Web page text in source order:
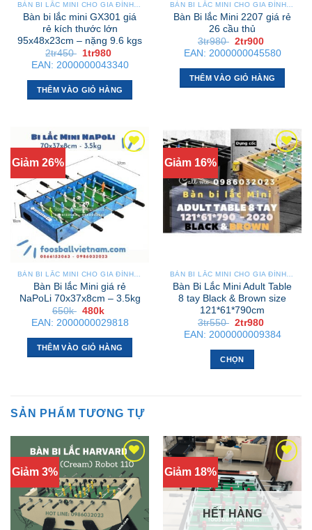
BÀN BI LẮC MINI CHO GIA ĐÌNH – NHỎ GỌN, GẬP GỌN, DỄ DI CHUYỂN
Bàn bi lắc mini GX301 giá
rẻ kích thước lớn
95x48x23cm – nặng 9.6 kgs
2tr450
Giá
gốc
là:
2tr450 .
1tr980
hiện
tại
là:
1tr980 .
EAN: 2000000043340
THÊM VÀO GIỎ HÀNG
BÀN BI LẮC MINI CHO GIA ĐÌNH – NHỎ GỌN, GẬP GỌN, DỄ DI CHUYỂN
Bàn Bi lắc Mini 2207 giá rẻ
26 cầu thủ
3tr980 Giá
gốc
là:
3tr980 .
2tr900
hiện
tại
là:
2tr900 .
EAN: 2000000045580
THÊM VÀO GIỎ HÀNG
Giảm 26%
Bàn Bi lắc Mini giá rẻ
NaPoLi 70x37x8cm – 3.5kg
650k Giá
gốc
là:
650k .
480k
hiện
tại
là:
480k .
EAN: 2000000029818
THÊM VÀO GIỎ HÀNG
Giảm 16%
Bàn Bi Lắc Mini Adult Table
8 tay Black & Brown size
121*61*790cm
3tr550 Giá
gốc
là:
3tr550 .
2tr980
hiện
tại
EAN: 2000000009384
CHỌN
nhiều
biến
thể.
Các
tùy
chọn
có
SẢN PHẨM TƯƠNG TỰ
Giảm 3% Giảm 18%
HẾT HÀNG